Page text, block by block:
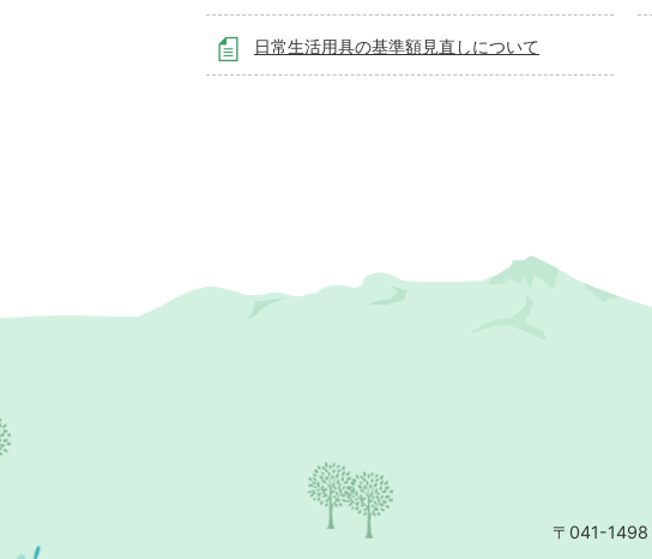
日常生活用具の基準額見直しについて
〒041-1498